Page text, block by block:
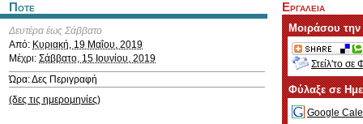
Ποτε
Δευτέρα έως Σάββατο
Από: Κυριακή, 19 Μαΐου, 2019
Μέχρι: Σάββατο, 15 Ιουνίου, 2019
Ώρα: Δες Περιγραφή
(δες τις ημερομηνίες)
Εργαλεια
Μοιράσου
Στείλ'το σε
Φύλαξε σε
Google